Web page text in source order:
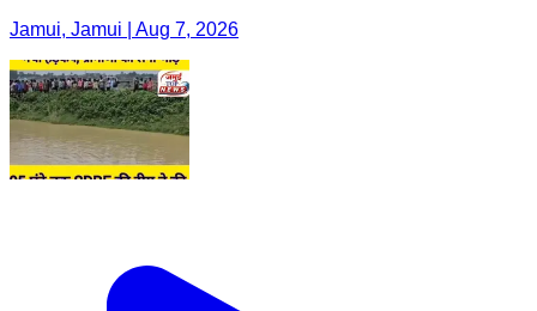
Jamui, Jamui | Aug 7, 2026